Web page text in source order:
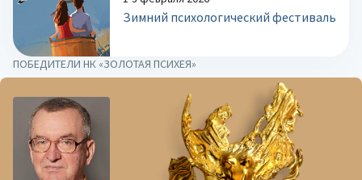
Зимний психологический фестиваль
ПОБЕДИТЕЛИ НК «ЗОЛОТАЯ ПСИХЕЯ»